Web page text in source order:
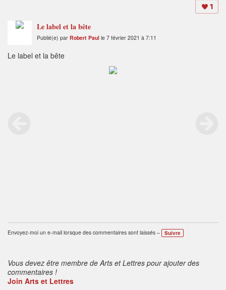
1
Le label et la bête
Publié(e) par Robert Paul le 7 février 2021 à 7:11
Le label et la bête
Envoyez-moi un e-mail lorsque des commentaires sont laissés – Suivre
Vous devez être membre de Arts et Lettres pour ajouter des
commentaires !
Join Arts et Lettres